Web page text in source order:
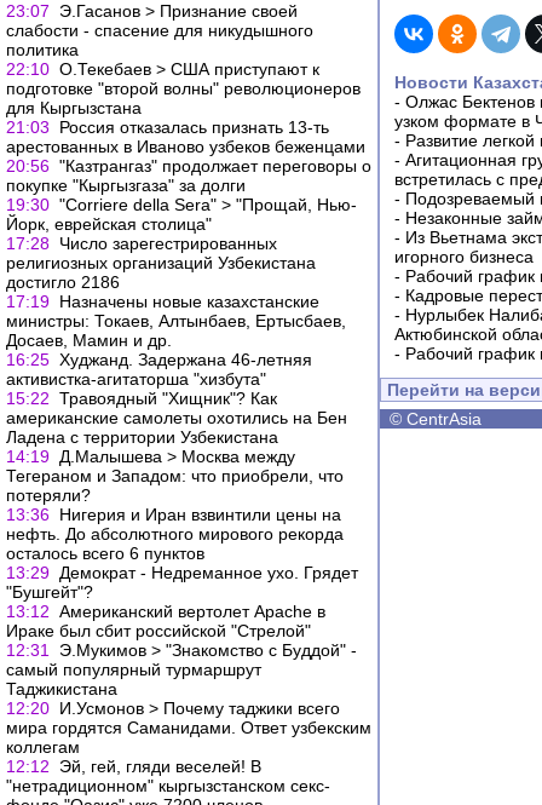
23:07
Э.Гасанов > Признание своей
слабости - спасение для никудышного
политика
22:10 О.Текебаев > США приступают к
подготовке "второй волны" революционеров
для Кыргызстана
21:03
Россия отказалась признать 13-ть
арестованных в Иваново узбеков беженцами
20:56 "Казтрангаз" продолжает переговоры о
покупке "Кыргызгаза" за долги
19:30 "Corriere della Sera" > "Прощай, Нью-
Йорк, еврейская столица"
17:28 Число зарегестрированных
религиозных организаций Узбекистана
достигло 2186
17:19 Назначены новые казахстанские
министры: Токаев, Алтынбаев, Ертысбаев,
Досаев, Мамин и др.
16:25 Худжанд. Задержана 46-летняя
активистка-агитаторша "хизбута"
15:22 Травоядный "Хищник"? Как
американские самолеты охотились на Бен
Ладена с территории Узбекистана
14:19 Д.Малышева > Москва между
Тегераном и Западом: что приобрели, что
потеряли?
13:36 Нигерия и Иран взвинтили цены на
нефть. До абсолютного мирового рекорда
осталось всего 6 пунктов
13:29 Демократ - Недреманное ухо. Грядет
"Бушгейт"?
13:12 Американский вертолет Apache в
Ираке был сбит российской "Стрелой"
12:31
Э.Мукимов > "Знакомство с Буддой" -
самый популярный турмаршрут
Таджикистана
12:20 И.Усмонов > Почему таджики всего
мира гордятся Саманидами. Ответ узбекским
коллегам
12:12
Эй, гей, гляди веселей! В
"нетрадиционном" кыргызстанском секс-
Новости
- Олжас Бектенов
узком формате в
- Развитие
- Агитационная
встретилась с
- Подозреваемый
- Незаконные
- Из Вьетнама
игорного бизнеса
- Рабочий график
- Кадровые
- Нурлыбек
Актюбинской
- Рабочий график
Перейти на
© CentrAsia